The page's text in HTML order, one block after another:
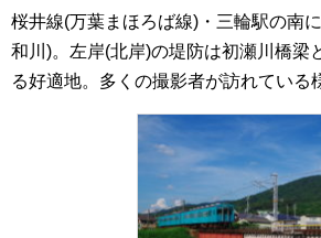
桜井線(万葉まほろば線)・三輪駅の南
和川)。左岸(北岸)の堤防は初瀬川橋梁
る好適地。多くの撮影者が訪れている